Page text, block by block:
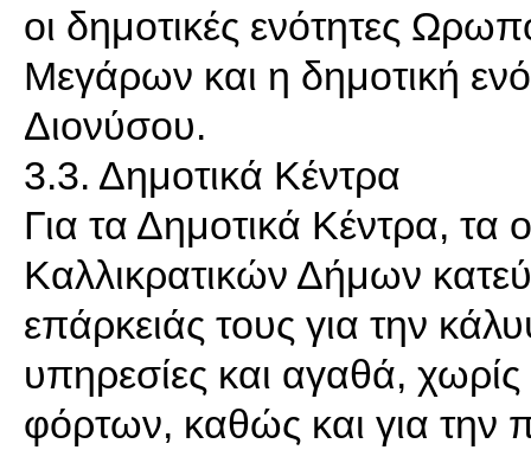
οι δημοτικές ενότητες
Μεγάρων και η δημοτική
Διονύσου.
3.3. Δημοτικά Κέντρα
Για τα Δημοτικά Κέντρα, τα
Καλλικρατικών Δήμων
επάρκειάς τους για την
υπηρεσίες και αγαθά,
φόρτων, καθώς και για την